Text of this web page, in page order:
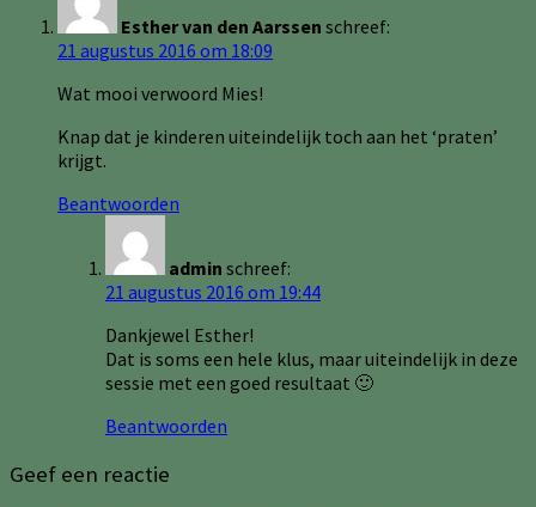
Esther van den Aarssen schreef:
21 augustus 2016 om 18:09
Wat mooi verwoord Mies!
Knap dat je kinderen uiteindelijk toch aan het ‘praten’
krijgt.
Beantwoorden
admin schreef:
21 augustus 2016 om 19:44
Dankjewel Esther!
Dat is soms een hele klus, maar uiteindelijk in deze
sessie met een goed resultaat 🙂
Beantwoorden
Geef een reactie